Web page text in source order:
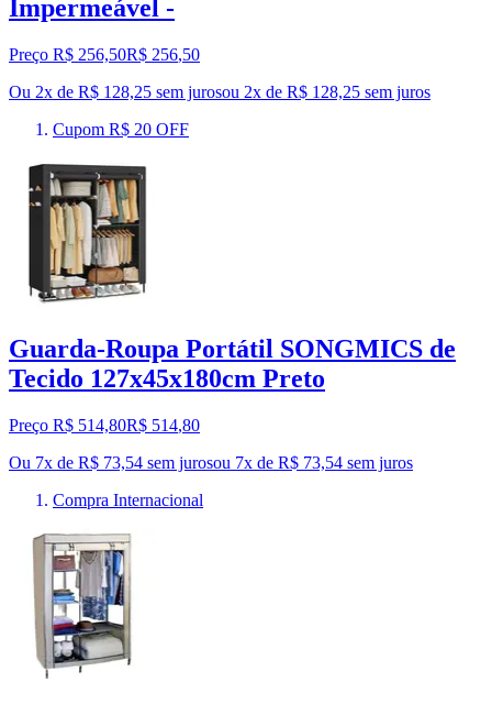
Impermeável -
Preço R$ 256,50R$ 256,50
Ou 2x de R$ 128,25 sem jurosou 2x de R$ 128,25 sem juros
Cupom R$ 20 OFF
Guarda-Roupa Portátil SONGMICS de
Tecido 127x45x180cm Preto
Preço R$ 514,80R$ 514,80
Ou 7x de R$ 73,54 sem jurosou 7x de R$ 73,54 sem juros
Compra Internacional